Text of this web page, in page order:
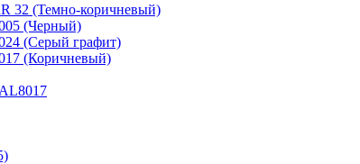
32 (Темно-коричневый)
(Черный)
(Серый графит)
(Коричневый)